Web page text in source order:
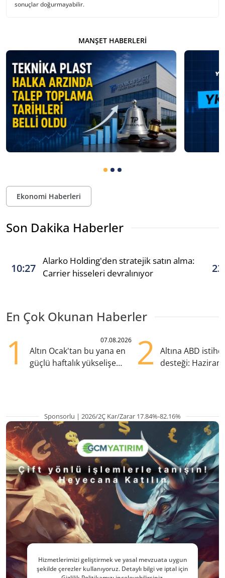
sonuçlar doğurmayabilir.
MANŞET HABERLERI
Ekonomi Haberleri
Son Dakika Haberler
10:27
Alarko Holding'den stratejik satın alma:
Carrier hisseleri devralınıyor
En Çok Okunan Haberler
1 07.08.2026
Altın Ocak'tan bu yana en
güçlü haftalık yükselişe
2
Altına ABD
desteği:
Sponsorlu | 2026/2Ç Kar/Zarar 17.84%-82.16%
Hizmetlerimizi geliştirmek ve yasal mevzuata uygun
şekilde çerezler kullanıyoruz. Detaylı bilgi ve iptal için